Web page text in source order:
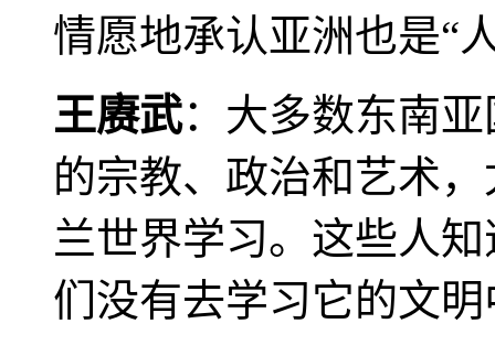
情愿地承认亚洲也是“
王赓武：大多数东南
的宗教、政治和艺术
兰世界学习。这些人
们没有去学习它的文